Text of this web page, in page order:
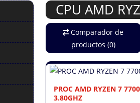
CPU AMD
Comparador de
productos (0)
PROC AMD RYZEN 7 7700
3.80GHZ